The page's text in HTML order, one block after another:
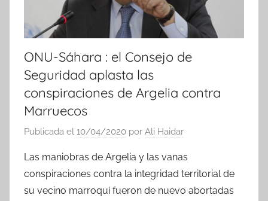
ONU-Sáhara : el Consejo de
Seguridad aplasta las
conspiraciones de Argelia contra
Marruecos
Publicada el 10/04/2020 por Ali Haidar
Las maniobras de Argelia y las vanas
conspiraciones contra la integridad territorial de
su vecino marroquí fueron de nuevo abortadas